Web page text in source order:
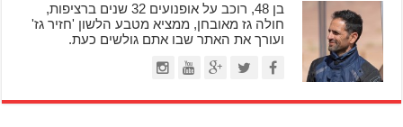
בן 48, רוכב על אופנועים 32 שנים ברציפות,
חולה גז מאובחן, ממציא מטבע הלשון 'חזיר גז'
ועורך את האתר שבו אתם גולשים כעת.